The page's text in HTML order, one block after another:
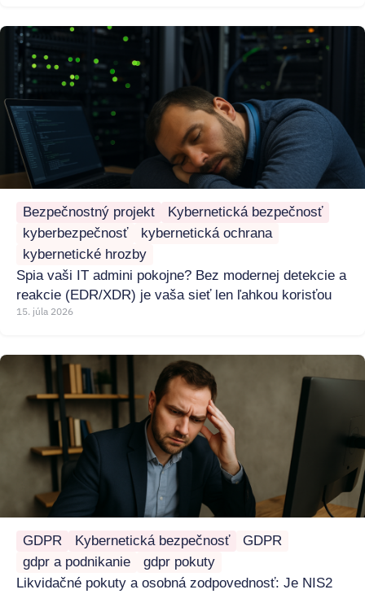
Bezpečnostný projekt
Kybernetická bezpečnosť
kyberbezpečnosť
kybernetická ochrana
kybernetické hrozby
Spia vaši IT admini pokojne? Bez modernej detekcie a
reakcie (EDR/XDR) je vaša sieť len ľahkou korisťou
15. júla 2026
GDPR Kybernetická bezpečnosť
GDPR
gdpr a podnikanie
gdpr pokuty
Likvidačné pokuty a osobná zodpovednosť: Je NIS2